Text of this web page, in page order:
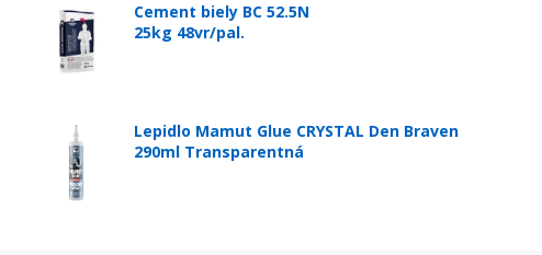
Cement biely BC 52.5N
25kg 48vr/pal.
Lepidlo Mamut Glue CRYSTAL Den Braven
290ml Transparentná